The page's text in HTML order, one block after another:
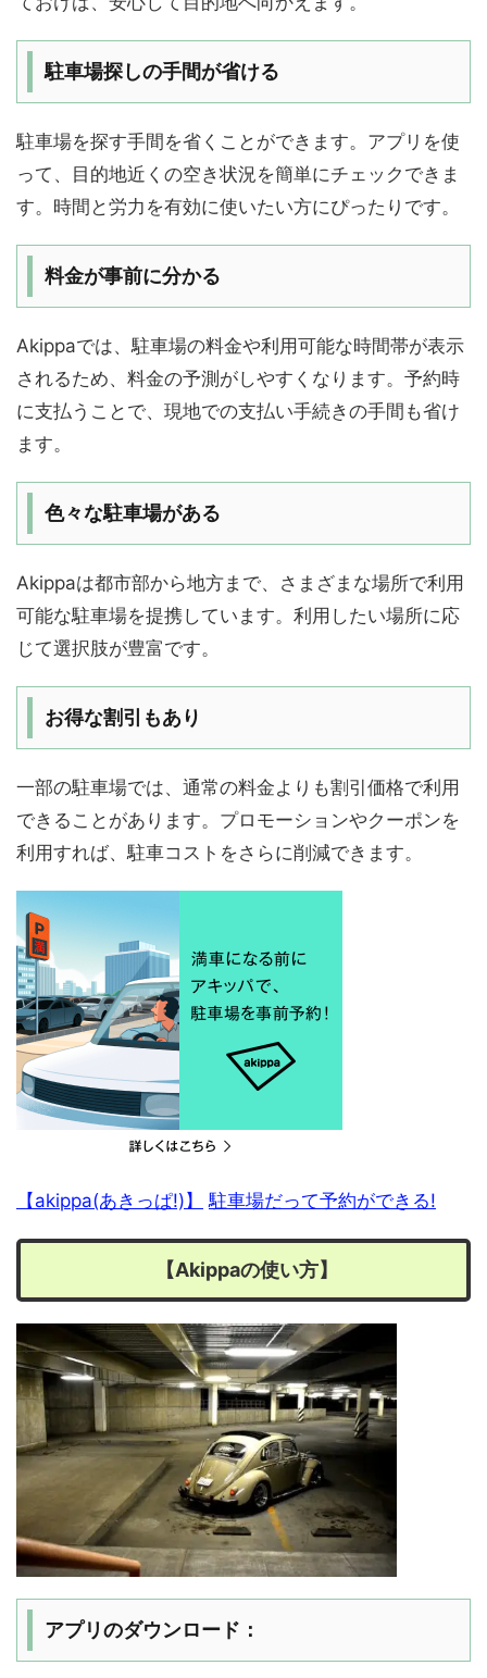
駐車場探しの手間が省ける
駐車場を探す手間を省くことができます。アプリを使
って、目的地近くの空き状況を簡単にチェックできま
す。時間と労力を有効に使いたい方にぴったりです。
料金が事前に分かる
Akippaでは、駐車場の料金や利用可能な時間帯が表示
されるため、料金の予測がしやすくなります。予約時
に支払うことで、現地での支払い手続きの手間も省け
ます。
色々な駐車場がある
Akippaは都市部から地方まで、さまざまな場所で利用
可能な駐車場を提携しています。利用したい場所に応
じて選択肢が豊富です。
お得な割引もあり
一部の駐車場では、通常の料金よりも割引価格で利用
できることがあります。プロモーションやクーポンを
利用すれば、駐車コストをさらに削減できます。
【akippa(あきっぱ!)】 駐車場だって予約ができる!
【Akippaの使い方】
アプリのダウンロード：